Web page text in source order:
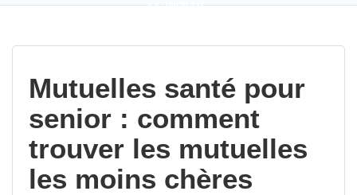
9,2(100%)452
Mutuelles santé pour
senior : comment
trouver les mutuelles
les moins chères